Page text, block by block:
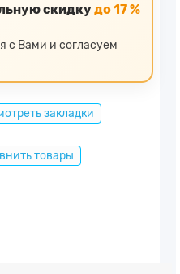
скидкудо 17 %
с Вами и согласуем
закладки
товары